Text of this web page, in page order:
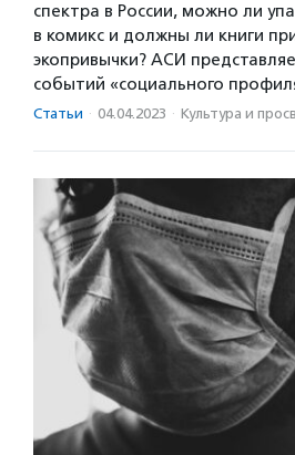
спектра в России, можно ли
в комикс и должны ли книги
экопривычки? АСИ
событий «социального
Статьи · 04.04.2023 · Культура и